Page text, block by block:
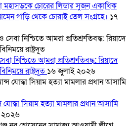
মহাসড়কে চোরের লিডার সুজন একাধিক
গাড়ি থেকে চোরাই তেল সংগ্রহে। ১৭
নিশ্চিতে আমরা প্রতিশ্রুতিবদ্ধ: রিয়াদে
রাষ্ট্রদূত ১৬ জুলাই ২০২৬
যোদ্ধা সিয়াম হত্যা মামলার প্রধান আসামি
২০২৬